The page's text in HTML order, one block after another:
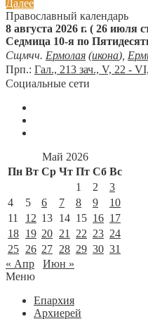
Далее
Православный календарь
8 августа 2026 г. ( 26 июля
Седмица 10-я по
Сщмчч. Ермолая (икона),
Прп.: Гал., 213 зач., V, 22 -
Социальные сети
Май 2026
Пн Вт Ср Чт Пт Сб Вс
1
2
3
4
5 6 7 8 9
10
11
12 13 14 15 16 17
18 19 20 21 22 23 24
25 26 27 28 29 30 31
« Апр
Июн »
Меню
Епархия
Архиерей